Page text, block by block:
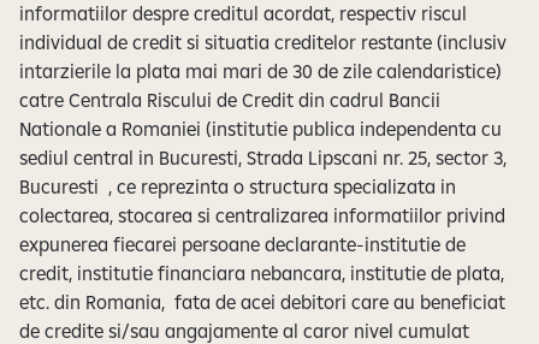
informatiilor despre creditul acordat, respectiv riscul
individual de credit si situatia creditelor restante (inclusiv
intarzierile la plata mai mari de 30 de zile calendaristice)
catre Centrala Riscului de Credit din cadrul Bancii
Nationale a Romaniei (institutie publica independenta cu
sediul central in Bucuresti, Strada Lipscani nr. 25, sector 3,
Bucuresti , ce reprezinta o structura specializata in
colectarea, stocarea si centralizarea informatiilor privind
expunerea fiecarei persoane declarante-institutie de
credit, institutie financiara nebancara, institutie de plata,
etc. din Romania, fata de acei debitori care au beneficiat
de credite si/sau angajamente al caror nivel cumulat